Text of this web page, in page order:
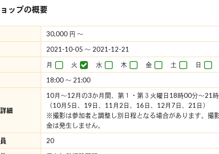
ップの概要
30,000 円 〜
2021-10-05 〜 2021-12-21
月 火 水 木 金 土
日
18:00 〜 21:00
細
10月～12月の3か月間、第１・第３火曜日18時00分～21時
（10月5日、19日、11月2日、16日、12月7日、21日）
※撮影は参加者と調整し別日程となる場合があります。撮
金は発生しません。
20